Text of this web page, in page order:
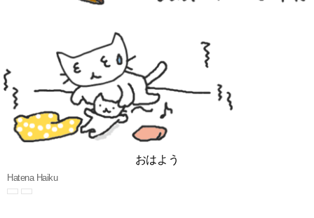
おはよう
Hatena Haiku